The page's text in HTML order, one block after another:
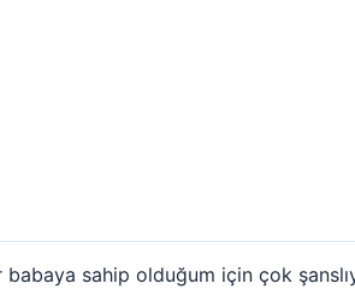
sahip olduğum için çok